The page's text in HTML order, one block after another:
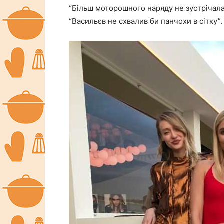
“Більш моторошного наряду не
“Васильєв не схвалив би панчохи в сітку”.